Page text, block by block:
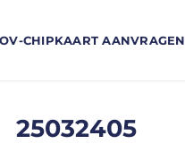
OV-CHIPKAART AANVRAGEN
25032405